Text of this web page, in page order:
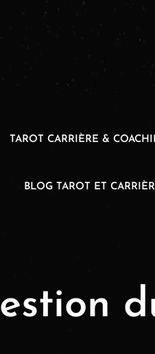
TAROT CARRIÈRE &
BLOG TAROT ET